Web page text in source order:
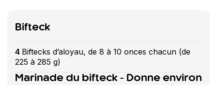
Bifteck
4 Biftecks d’aloyau, de 8 à 10 onces chacun (de
225 à 285 g)
Marinade du bifteck - Donne environ